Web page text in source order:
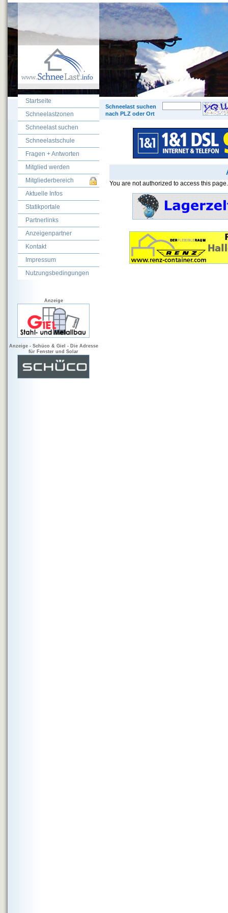
You are not authorized to access this page.
Schneelast suchen
nach PLZ oder Ort
Startseite
Schneelastzonen
Schneelast suchen
Schneelastschule
Fragen + Antworten
Mitglied werden
Mitgliederbereich
Aktuelle Infos
Statikportale
Partnerlinks
Anzeigenpartner
Kontakt
Impressum
Nutzungsbedingungen
Anzeige
Anzeige - Schüco & Giel - Die Adresse
für Fenster und Solar
©